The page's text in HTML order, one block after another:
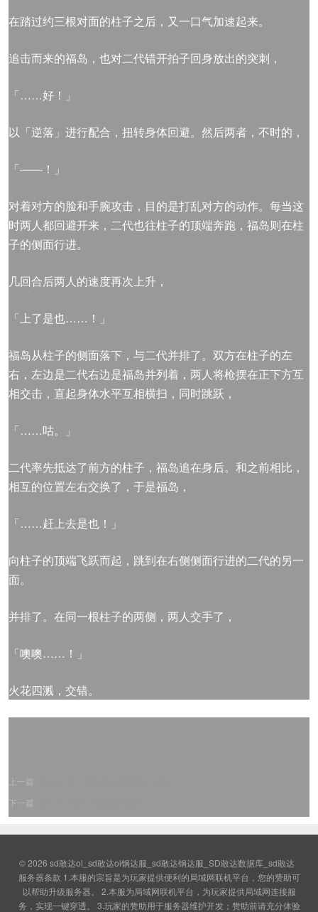
在踏过约三根对面的柱子之后，又一口气加速起来。
追击而来的福岛，也对二代错开拍子回身放出的突刺，
「……好！」
以「逆落」进行配合，扭转身体回避。然后两者，不时的，
「——！」
对着对方的脸和手腕攻击，目的是打乱对方的动作。每当这
时两人都回避开来，二代也往柱子的顶端奔跑，福岛则在柱
子的侧面行进。
几回合后两人的速度再次上升，
「上了是也……！」
福岛从柱子的侧面落下，与二代并排了。双方在柱子的左
右，左边是二代右边是福岛并列着，两人将枪摆在正下方互
相交击，直起身体水平互相横扫，同时跳跃，
「……咕。」
二代率先抵达了前方的柱子，福岛追在身后。和之前相比，
相互的位置左右交换了，于是福岛，
「……赶上去是也！」
向柱子的顶端飞跃而起，跳到在右侧侧面行进的二代的另一
面。
并排了。在同一根柱子的两侧，两人交手了，
「噢噢……！」
火花四溅，交错。
上一篇
下一篇
© 2026 sd敢达ol_sd敢达ol钢达服_sd敢达钢达服_SD敢达数据库_sd敢达
服务器条款 1.本服的宗旨是为玩家提供便利的局域网联机平台，您的赞助可
以帮助升级服务器。 2.本服为局域网联机平台，为玩家提供局域网连接服
务，实现一键穿透。 3.玩家的赞助用于服务器维护开发；赞助前请充分体验